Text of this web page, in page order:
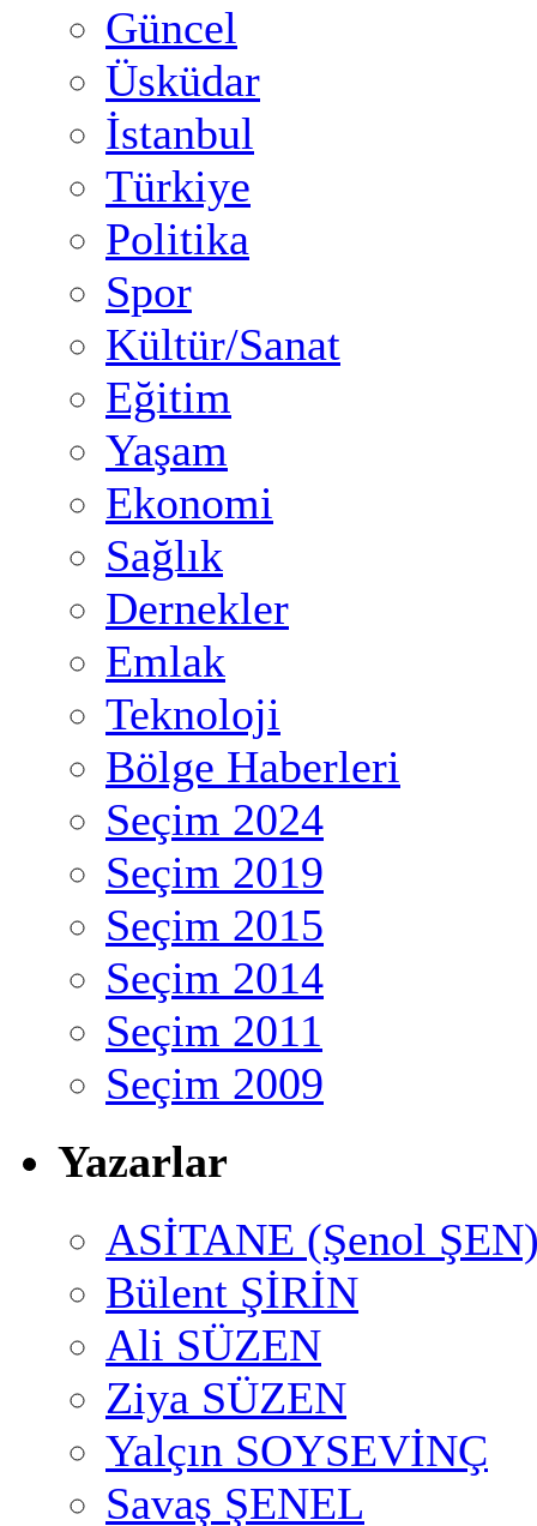
Güncel
Üsküdar
İstanbul
Türkiye
Politika
Spor
Kültür/Sanat
Eğitim
Yaşam
Ekonomi
Sağlık
Dernekler
Emlak
Teknoloji
Bölge Haberleri
Seçim 2024
Seçim 2019
Seçim 2015
Seçim 2014
Seçim 2011
Seçim 2009
Yazarlar
ASİTANE (Şenol
Bülent ŞİRİN
Ali SÜZEN
Ziya SÜZEN
Yalçın SOYSEVİNÇ
Savaş ŞENEL